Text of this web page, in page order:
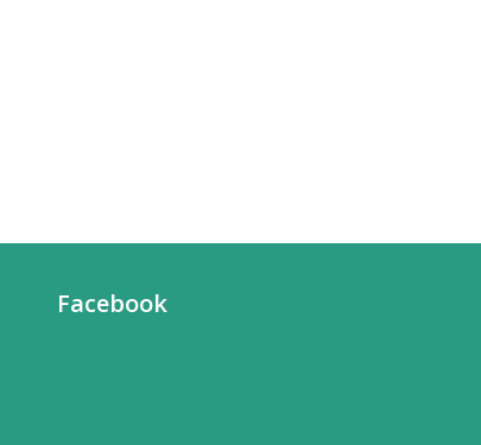
Facebook